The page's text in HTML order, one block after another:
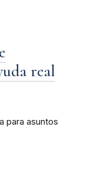
real
para asuntos